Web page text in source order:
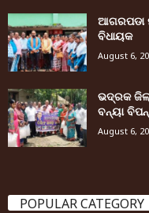
ଆଗରପଡା
ବିଧାୟକ
August 6,
ଭଦ୍ରକ
ବନ୍ୟା
August 6,
POPULAR CATEGORY